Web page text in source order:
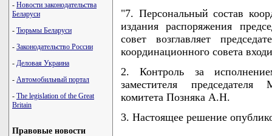
- Новости законодательства
Беларуси
- Тюрьмы Беларуси
- Законодательство России
- Деловая Украина
- Автомобильный портал
- The legislation of the Great
Britain
Правовые новости
"7. Персональный состав
издания распоряжения
совет возглавляет
координационного совета
2. Контроль за
заместителя председателя
комитета Позняка А.Н.
3. Настоящее решение